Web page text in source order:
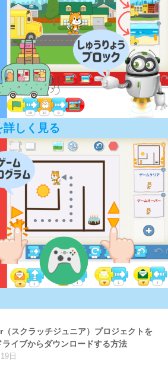
しく見る
スクラッチジュニア）プロジェクトを
イブからダウンロードする方法
日